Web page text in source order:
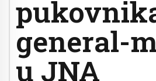
general-
u JNA